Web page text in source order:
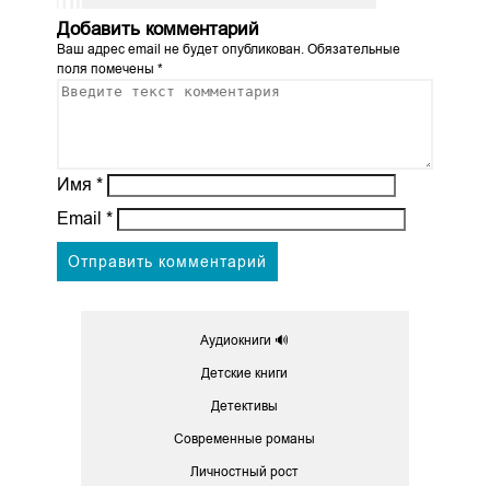
Добавить комментарий
Ваш адрес email не будет опубликован.Обязательные
поля помечены *
Имя *
Email *
Аудиокниги 🔊
Детские книги
Детективы
Современные романы
Личностный рост